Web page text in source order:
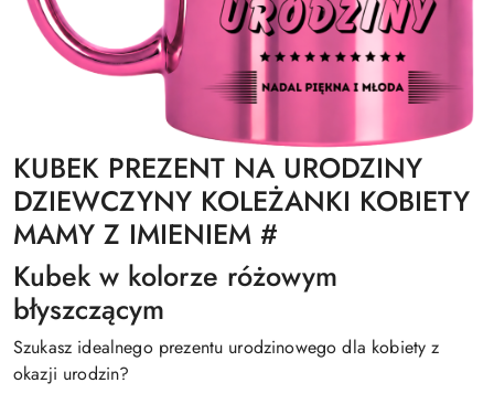
KUBEK PREZENT NA URODZINY
DZIEWCZYNY KOLEŻANKI KOBIETY
MAMY Z IMIENIEM #
Kubek w kolorze różowym
błyszczącym
Szukasz idealnego prezentu urodzinowego dla kobiety z
okazji urodzin?